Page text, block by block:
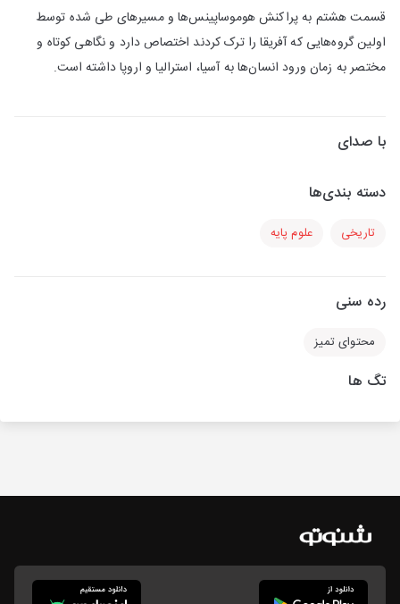
قسمت هشتم به پراکنش هوموساپینس‌ها و مسیرهای طی شده توسط
اولین گروه‌هایی که آفریقا را ترک کردند اختصاص دارد و نگاهی کوتاه و
مختصر به زمان ورود انسان‌ها به آسیا، استرالیا و اروپا داشته است.
با صدای
دسته بندی‌ها
تاریخی علوم پایه
رده سنی
محتوای تمیز
تگ ها